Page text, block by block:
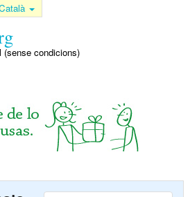
(sense condicions)